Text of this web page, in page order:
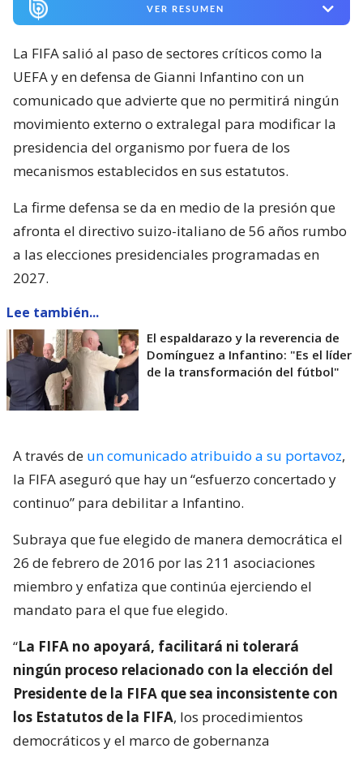
VER RESUMEN
La FIFA salió al paso de sectores críticos como la
UEFA y en defensa de Gianni Infantino con un
comunicado que advierte que no permitirá ningún
movimiento externo o extralegal para modificar la
presidencia del organismo por fuera de los
mecanismos establecidos en sus estatutos.
La firme defensa se da en medio de la presión que
afronta el directivo suizo-italiano de 56 años rumbo
a las elecciones presidenciales programadas en
2027.
Lee también...
El espaldarazo y la reverencia de
Domínguez a Infantino: "Es el líder
de la transformación del fútbol"
A través de un comunicado atribuido a su portavoz,
la FIFA aseguró que hay un “esfuerzo concertado y
continuo” para debilitar a Infantino.
Subraya que fue elegido de manera democrática el
26 de febrero de 2016 por las 211 asociaciones
miembro y enfatiza que continúa ejerciendo el
mandato para el que fue elegido.
“La FIFA no apoyará, facilitará ni tolerará
ningún proceso relacionado con la elección del
Presidente de la FIFA que sea inconsistente con
los Estatutos de la FIFA, los procedimientos
democráticos y el marco de gobernanza